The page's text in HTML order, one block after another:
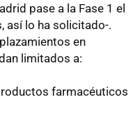
pase a la Fase 1 el
así lo ha solicitado-.
en
limitados a:
farmacéuticos